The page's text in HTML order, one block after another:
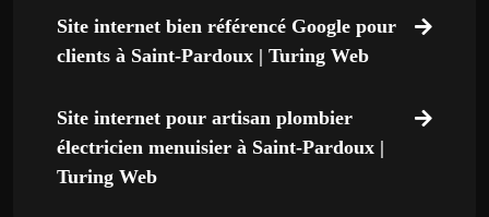
Site internet bien référencé Google pour
clients à Saint-Pardoux | Turing Web
Site internet pour artisan plombier
électricien menuisier à Saint-Pardoux |
Turing Web